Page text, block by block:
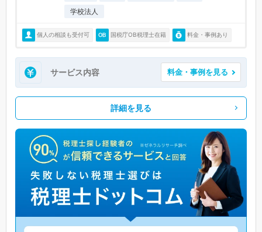
学校法人
個人の相談も受付可 国税庁OB税理士在籍 料金・事例あり
サービス内容 料金・事例を見る
詳細を見る